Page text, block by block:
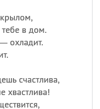
в дом.
охладит.
счастлива,
хвастлива!